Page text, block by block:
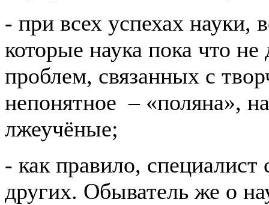
- при всех успехах науки,
которые наука пока что
проблем, связанных с
непонятное – «поляна»,
лжеучёные;
- как правило,
других. Обыватель же о